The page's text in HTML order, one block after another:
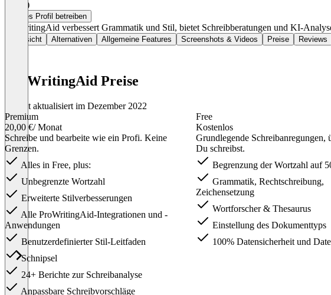
(1)
Dieses Profil betreiben
ProWritingAid verbessert Grammatik und Stil, bietet Schreibberatungen und KI-
Übersicht Alternativen Allgemeine Features Screenshots & Videos Preise Reviews
ProWritingAid Preise
Zuletzt aktualisiert im Dezember 2022
Premium
20,00 €/ Monat
Schreibe und bearbeite wie ein Profi. Keine
Grenzen.
Alles in Free, plus:
Unbegrenzte Wortzahl
Erweiterte Stilverbesserungen
Alle ProWritingAid-Integrationen und -
Anwendungen
Benutzerdefinierter Stil-Leitfaden
Schnipsel
24+ Berichte zur Schreibanalyse
Anpassbare Schreibvorschläge
Free
Kostenlos
Grundlegende Schreibanregungen,
Du schreibst.
Begrenzung der Wortzahl auf
Grammatik, Rechtschreibung,
Zeichensetzung
Wortforscher & Thesaurus
Einstellung des Dokumenttyps
100% Datensicherheit und